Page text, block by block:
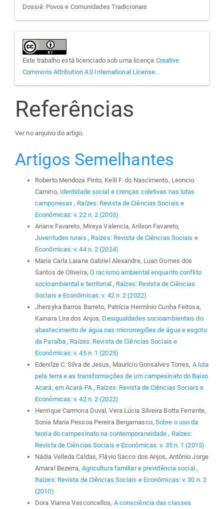
Dossiê: Povos e Comunidades Tradicionais
Este trabalho está licenciado sob uma licença Creative
Commons Attribution 4.0 International License.
Referências
Ver no arquivo do artigo.
Artigos Semelhantes
Roberto Mendoza Pinto, Kelli F. do Nascimento, Leoncio
Camino, Identidade social e crenças coletivas nas lutas
camponesas, Raízes: Revista de Ciências Sociais e
Econômicas: v. 22 n. 2 (2003)
Ariane Favareto, Mireya Valencia, Arilson Favareto,
Juventudes rurais , Raízes: Revista de Ciências Sociais e
Econômicas: v. 44 n. 2 (2024)
Maria Carla Laiane Gabriel Alexandre, Luan Gomes dos
Santos de Oliveira, O racismo ambiental enquanto conflito
socioambiental e territorial , Raízes: Revista de Ciências
Sociais e Econômicas: v. 42 n. 2 (2022)
Jhersyka Barros Barreto, Patrícia Hermínio Cunha Feitosa,
Kainara Lira dos Anjos, Desigualdades socioambientais do
abastecimento de água nas microrregiões de água e esgoto
da Paraíba, Raízes: Revista de Ciências Sociais e
Econômicas: v. 45 n. 1 (2025)
Edenilze C. Silva de Jesus, Maurício Gonsalves Torres, A luta
pela terra e as transformações de um campesinato do Baixo
Acará, em Acará-PA, Raízes: Revista de Ciências Sociais e
Econômicas: v. 42 n. 2 (2022)
Henrique Carmona Duval, Vera Lúcia Silveira Botta Ferrante,
Sonia Maria Pessoa Pereira Bergamasco, Sobre o uso da
teoria do campesinato na contemporaneidade, Raízes:
Revista de Ciências Sociais e Econômicas: v. 35 n. 1 (2015)
Nádia Velleda Caldas, Flávio Sacco dos Anjos, Antônio Jorge
Amaral Bezerra, Agricultura familiar e previdência social ,
Raízes: Revista de Ciências Sociais e Econômicas: v. 30 n. 2
(2010)
Dora Vianna Vasconcellos, A consciência das classes